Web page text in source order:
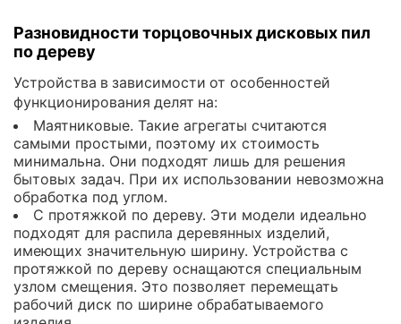
Разновидности торцовочных дисковых пил
по дереву
Устройства в зависимости от особенностей
функционирования делят на:
Маятниковые. Такие агрегаты считаются
самыми простыми, поэтому их стоимость
минимальна. Они подходят лишь для решения
бытовых задач. При их использовании невозможна
обработка под углом.
С протяжкой по дереву. Эти модели идеально
подходят для распила деревянных изделий,
имеющих значительную ширину. Устройства с
протяжкой по дереву оснащаются специальным
узлом смещения. Это позволяет перемещать
рабочий диск по ширине обрабатываемого